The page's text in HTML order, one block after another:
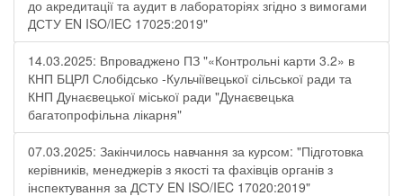
до акредитації та аудит в лабораторіях згідно з вимогами
ДСТУ EN ISO/IEC 17025:2019"
14.03.2025: Впроваджено ПЗ "«Контрольні карти 3.2» в
КНП БЦРЛ Слобідсько -Кульчіївецької сільської ради та
КНП Дунаєвецької міської ради "Дунаєвецька
багатопрофільна лікарня"
07.03.2025: Закінчилось навчання за курсом: "Підготовка
керівників, менеджерів з якості та фахівців органів з
інспектування за ДСТУ EN ISO/IEC 17020:2019"